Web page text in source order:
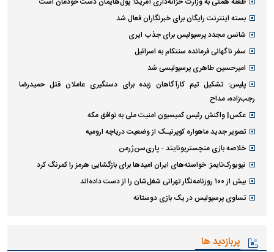
بسته اینترنت رایگان برای خبرنگاران فعال شد
شانس مجدد پرسپولیس برای جذب ایری
سفر ناگهانی فرمانده سنتکام به اسرائیل
امیرحسین طاهری پرسپولیسی شد
پلیس: تشکیل تیم کارآگاهان زبده برای دستگیری عاملان قتل حمیدرضا
رجب‌زاده، مداح
عکس| واکنش رئیس کمیسیون امنیت ملی به توافق مکه
تصویر جدید ماهواره کوپرنیـک از وضعیت دریاچه ارومیه
خلاصه بازی منچستریونایتد - پاری‌سن‌ژرمن
نیویورک‌تایمز: خواسته‌های ایران امیدها برای بازگشایی هرمز را کمرنگ کرد
بیش از ۱۰۰ روزنامه‌نگار تهرانی شغل‌شان را از دست داده‌اند
تساوی پرسپولیس در یک بازی دوستانه
پربازدید ها